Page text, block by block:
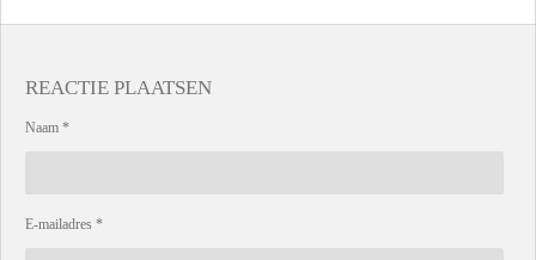
REACTIE PLAATSEN
Naam *
E-mailadres *